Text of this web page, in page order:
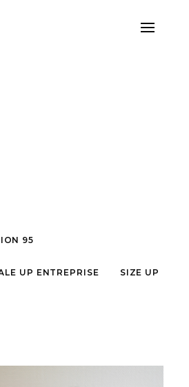
95
UP ENTREPRISE SIZE UP